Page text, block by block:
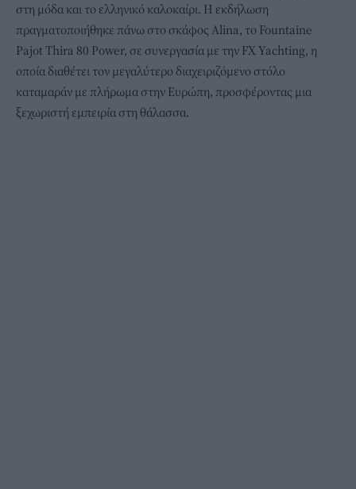
στη μόδα και το ελληνικό καλοκαίρι. Η εκδήλωση
πραγματοποιήθηκε πάνω στο σκάφος Alina, το Fountaine
Pajot Thira 80 Power, σε συνεργασία με την FX Yachting, η
οποία διαθέτει τον μεγαλύτερο διαχειριζόμενο στόλο
καταμαράν με πλήρωμα στην Ευρώπη, προσφέροντας μια
ξεχωριστή εμπειρία στη θάλασσα.